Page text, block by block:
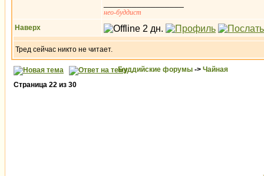
нео-буддист
Наверх
Тред сейчас никто не читает.
Буддийские форумы -> Чайная
Страница 22 из 30